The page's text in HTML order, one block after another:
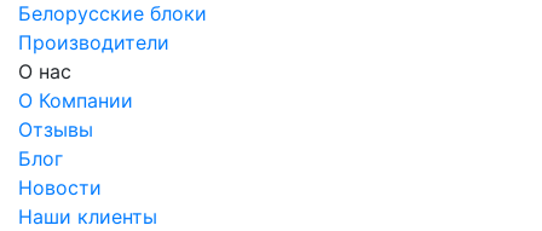
Белорусские блоки
Производители
О нас
О Компании
Отзывы
Блог
Новости
Наши клиенты